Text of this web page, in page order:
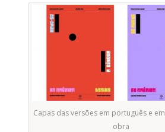
Capas das versões em português e
obra